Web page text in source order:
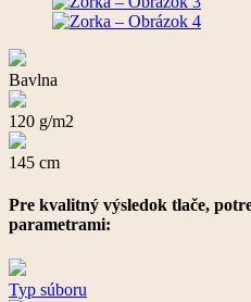
Bavlna
120 g/m2
145 cm
Pre kvalitný výsledok tlače,
parametrami:
Typ súboru